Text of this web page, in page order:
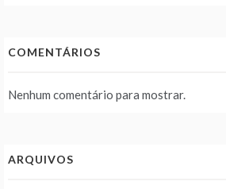
COMENTÁRIOS
Nenhum comentário para mostrar.
ARQUIVOS